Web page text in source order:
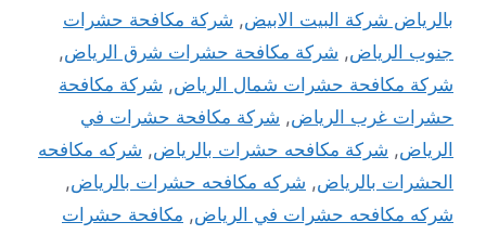
بالرياض شركة البيت الابيض, شركة مكافحة حشرات
جنوب الرياض, شركة مكافحة حشرات شرق الرياض,
شركة مكافحة حشرات شمال الرياض, شركة مكافحة
حشرات غرب الرياض, شركة مكافحة حشرات في
الرياض, شركة مكافحه حشرات بالرياض, شركه مكافحه
الحشرات بالرياض, شركه مكافحه حشرات بالرياض,
شركه مكافحه حشرات في الرياض, مكافحة حشرات